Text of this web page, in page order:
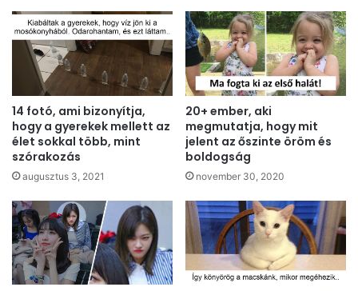
14 fotó, ami bizonyítja,
hogy a gyerekek mellett az
élet sokkal több, mint
szórakozás
augusztus 3, 2021
20+ ember, aki
megmutatja, hogy mit
jelent az őszinte öröm és
boldogság
november 30, 2020